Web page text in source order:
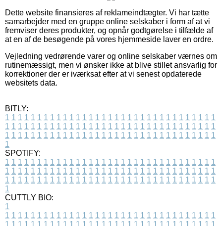
Dette website finansieres af reklameindtægter. Vi har tætte
samarbejder med en gruppe online selskaber i form af at vi
fremviser deres produkter, og opnår godtgørelse i tilfælde af
at en af de besøgende på vores hjemmeside laver en ordre.
Vejledning vedrørende varer og online selskaber værnes om
rutinemæssigt, men vi ønsker ikke at blive stillet ansvarlig for
korrektioner der er iværksat efter at vi senest opdaterede
websitets data.
BITLY:
1 1 1 1 1 1 1 1 1 1 1 1 1 1 1 1 1 1 1 1 1 1 1 1 1 1 1 1 1 1 1 1 1
1 1 1 1 1 1 1 1 1 1 1 1 1 1 1 1 1 1 1 1 1 1 1 1 1 1 1 1 1 1 1 1 1
1 1 1 1 1 1 1 1 1 1 1 1 1 1 1 1 1 1 1 1 1 1 1 1 1 1 1 1 1 1 1 1 1
1
SPOTIFY:
1 1 1 1 1 1 1 1 1 1 1 1 1 1 1 1 1 1 1 1 1 1 1 1 1 1 1 1 1 1 1 1 1
1 1 1 1 1 1 1 1 1 1 1 1 1 1 1 1 1 1 1 1 1 1 1 1 1 1 1 1 1 1 1 1 1
1 1 1 1 1 1 1 1 1 1 1 1 1 1 1 1 1 1 1 1 1 1 1 1 1 1 1 1 1 1 1 1 1
1
CUTTLY BIO:
1
1 1 1 1 1 1 1 1 1 1 1 1 1 1 1 1 1 1 1 1 1 1 1 1 1 1 1 1 1 1 1 1 1
1 1 1 1 1 1 1 1 1 1 1 1 1 1 1 1 1 1 1 1 1 1 1 1 1 1 1 1 1 1 1 1 1